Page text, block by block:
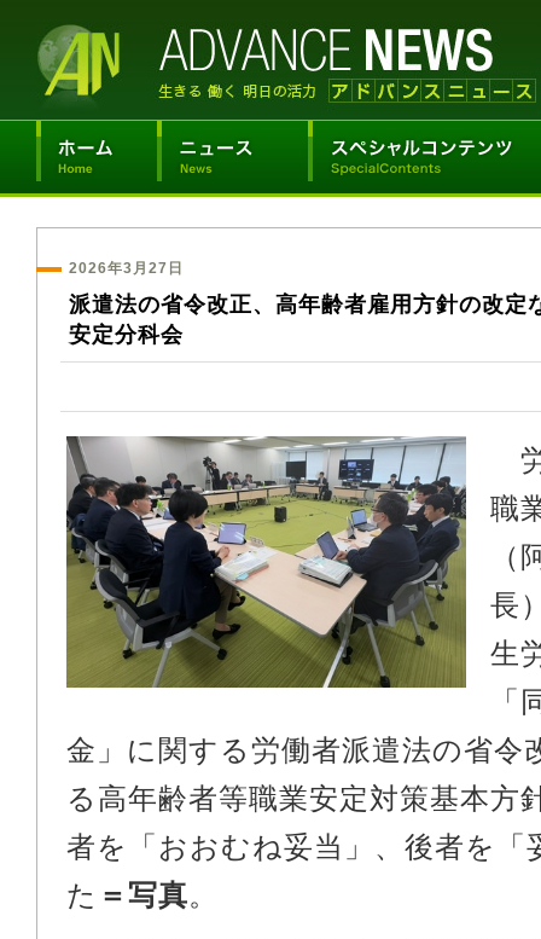
2026年3月27日
派遣法の省令改正、高年齢者雇用方針の改
安定分科会
職
（
長
生
「
金」に関する労働者派遣法の省令
る高年齢者等職業安定対策基本方
者を「おおむね妥当」、後者を「
た ＝写真。